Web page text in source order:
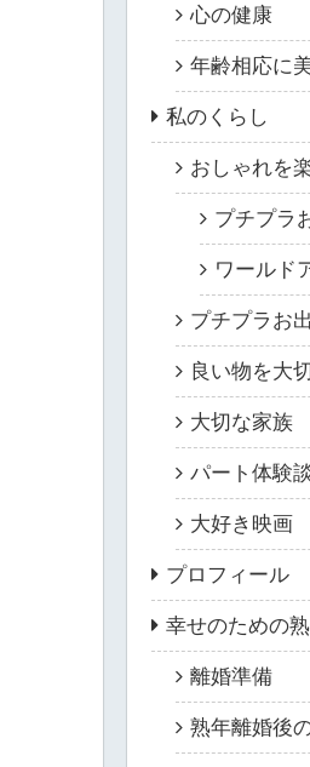
心の健康
年齢相応に
私のくらし
おしゃれを
プチプラ
ワールド
プチプラお
良い物を大
大切な家族
パート体験
大好き映画
プロフィール
幸せのための
離婚準備
熟年離婚後